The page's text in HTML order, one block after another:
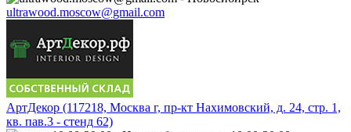
ultrawood.moscow@gmail.com
АртДекор (117218, Москва г, пр-кт Нахимовский, д. 24, стр. 1,
кв. пав.3 - стенд 62)